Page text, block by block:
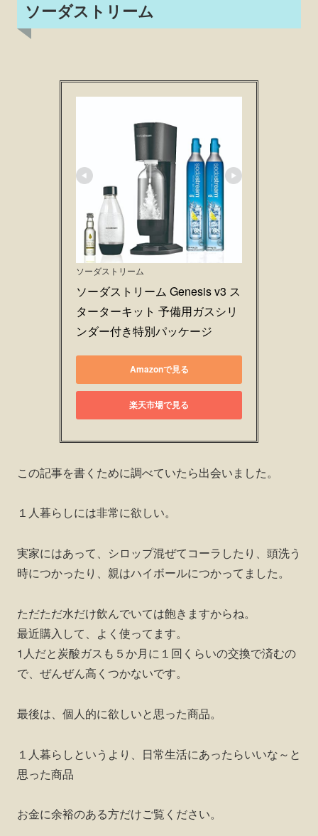
ソーダストリーム
ソーダストリーム
ソーダストリーム Genesis v3 ス
ターターキット 予備用ガスシリ
ンダー付き特別パッケージ
Amazonで見る
楽天市場で見る
この記事を書くために調べていたら出会いました。
１人暮らしには非常に欲しい。
実家にはあって、シロップ混ぜてコーラしたり、頭洗う
時につかったり、親はハイボールにつかってました。
ただただ水だけ飲んでいては飽きますからね。
最近購入して、よく使ってます。
1人だと炭酸ガスも５か月に１回くらいの交換で済むの
で、ぜんぜん高くつかないです。
最後は、個人的に欲しいと思った商品。
１人暮らしというより、日常生活にあったらいいな～と
思った商品
お金に余裕のある方だけご覧ください。